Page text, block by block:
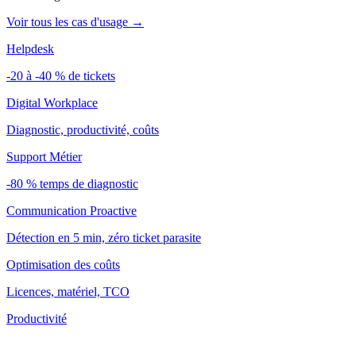
Voir tous les cas d'usage →
Helpdesk
-20 à -40 % de tickets
Digital Workplace
Diagnostic, productivité, coûts
Support Métier
-80 % temps de diagnostic
Communication Proactive
Détection en 5 min, zéro ticket parasite
Optimisation des coûts
Licences, matériel, TCO
Productivité